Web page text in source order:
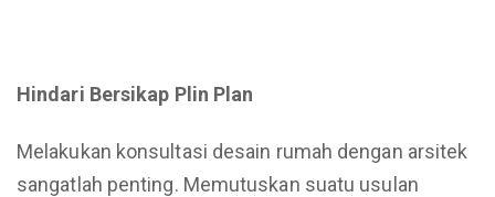
Hindari Bersikap Plin Plan
Melakukan konsultasi desain rumah dengan arsitek
sangatlah penting. Memutuskan suatu usulan